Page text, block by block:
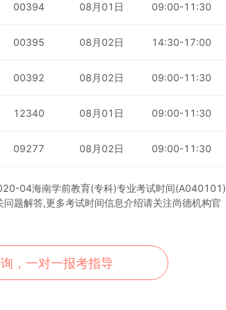
00394 08月01日 09:00-11:30
00395 08月02日 14:30-17:00
00392 08月02日 09:00-11:30
12340 08月01日 09:00-11:30
09277 08月02日 09:00-11:30
04海南学前教育(专科)专业考试时间(A040101)
题解答,更多考试时间信息介绍请关注尚德机构官
，一对一报考指导